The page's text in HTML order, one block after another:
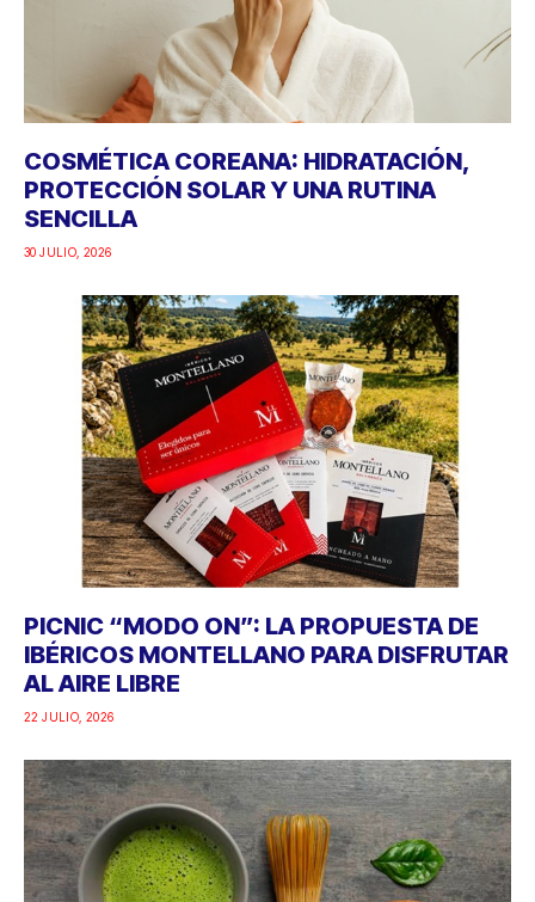
COSMÉTICA COREANA: HIDRATACIÓN,
PROTECCIÓN SOLAR Y UNA RUTINA
SENCILLA
30 JULIO, 2026
PICNIC “MODO ON”: LA PROPUESTA DE
IBÉRICOS MONTELLANO PARA DISFRUTAR
AL AIRE LIBRE
22 JULIO, 2026